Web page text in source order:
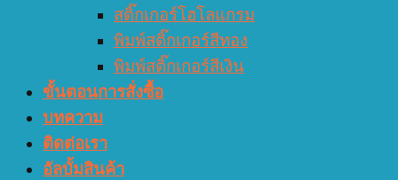
สติ๊กเกอร์โฮโลแกรม
พิมพ์สติ๊กเกอร์สีทอง
พิมพ์สติ๊กเกอร์สีเงิน
ขั้นตอนการสั่งซื้อ
บทความ
ติดต่อเรา
อัลบั้มสินค้า